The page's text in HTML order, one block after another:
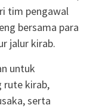
tim pengawal
bersama para
jalur kirab.
untuk
rute kirab,
serta